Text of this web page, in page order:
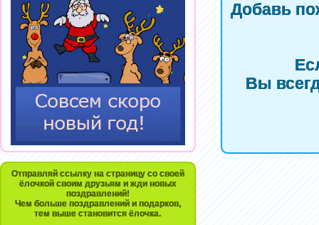
Отправляй ссылку на страницу со своей
ёлочкой своим друзьям и жди новых
поздравлений!
Чем больше поздравлений и подарков,
тем выше становится ёлочка.
Добавь
Вы